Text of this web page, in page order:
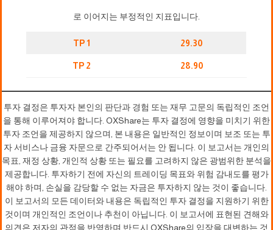
로 이어지는 부정적인 지표입니다.
TP 1 29.30
TP 2 28.90
투자 결정은 투자자 본인의 판단과 경험 또는 재무 고문의 독립적인 조언
을 통해 이루어져야 합니다. OXShare는 투자 결정에 영향을 미치기 위한
투자 조언을 제공하지 않으며, 본 내용은 일반적인 정보이며 보조 또는 투
자 서비스나 금융 자문으로 간주되어서는 안 됩니다. 이 보고서는 개인의
목표, 재정 상황, 개인적 상황 또는 필요를 고려하지 않은 광범위한 분석을
제공합니다. 투자하기 전에 자신의 트레이딩 목표와 위험 감내도를 평가
해야 하며, 손실을 감당할 수 없는 자금은 투자하지 않는 것이 좋습니다.
이 보고서의 모든 데이터와 내용은 독립적인 투자 결정을 지원하기 위한
것이며 개인적인 조언이나 추천이 아닙니다. 이 보고서에 표현된 견해와
의견은 저자의 관점을 반영하며 반드시 OXShare의 입장을 대변하는 것